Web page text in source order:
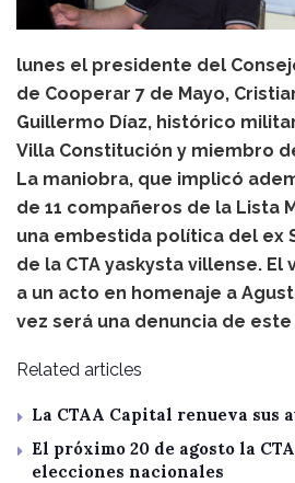
lunes el presidente del
de Cooperar 7 de Mayo,
Guillermo Díaz, histórico
Villa Constitución y miembro
La maniobra, que implicó
de 11 compañeros de la Lista
una embestida política del ex
de la CTA yaskysta villense.
a un acto en homenaje a
vez será una denuncia de
Related articles
La CTAA Capital renueva sus
El próximo 20 de agosto la
elecciones nacionales